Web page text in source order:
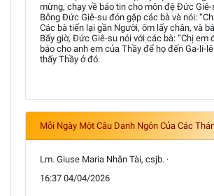
mừng, chạy về báo tin cho môn đệ Đức Giê-
Bỗng Đức Giê-su đón gặp các bà và nói:
Các bà tiến lại gần Người, ôm lấy chân, và
Bấy giờ, Đức Giê-su nói với các bà: “Chị em
báo cho anh em của Thầy để họ đến Ga-li-
thấy Thầy ở đó.
Mỗi Ngày Một Câu Danh Ngôn Của Các
Lm. Giuse Maria Nhân Tài, csjb. ·
16:37 04/04/2026